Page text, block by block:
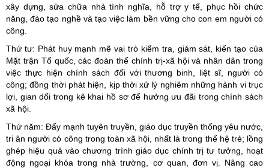
xây dựng, sửa chữa nhà tình nghĩa, hỗ trợ y tế, phục hồi chức
năng, đào tạo nghề và tạo việc làm bền vững cho con em người có
công.
Thứ tư: Phát huy mạnh mẽ vai trò kiểm tra, giám sát, kiến tạo của
Mặt trận Tổ quốc, các đoàn thể chính trị-xã hội và nhân dân trong
việc thực hiện chính sách đối với thương binh, liệt sĩ, người có
công; đồng thời phát hiện, kịp thời xử lý nghiêm những hành vi trục
lợi, gian dối trong kê khai hồ sơ để hưởng ưu đãi trong chính sách
xã hội.
Thứ năm: Đẩy mạnh tuyên truyền, giáo dục truyền thống yêu nước,
tri ân người có công trong toàn xã hội, nhất là trong thế hệ trẻ; lồng
ghép hiệu quả vào chương trình giáo dục chính trị tư tưởng, hoạt
động ngoại khóa trong nhà trường, cơ quan, đơn vị. Nâng cao